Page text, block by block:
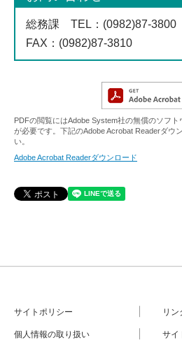
総務課 TEL ：(0982)87-3800
FAX ：(0982)87-3810
PDFの閲覧にはAdobe System社の無償のソフト
が必要です。下記のAdobe Acrobat Readerダウ
い。
Adobe Acrobat Readerダウンロード
サイトポリシー リ
個人情報の取り扱い サイ